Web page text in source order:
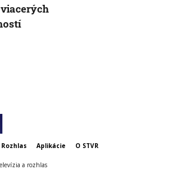
Rozhlas Aplikácie O STVR
a rozhlas